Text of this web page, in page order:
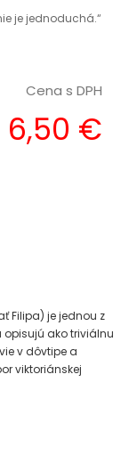
je jednoduchá.“
Cena s DPH
6,50 €
Filipa) je jednou z
ako triviálnu
v dôvtipe a
viktoriánskej